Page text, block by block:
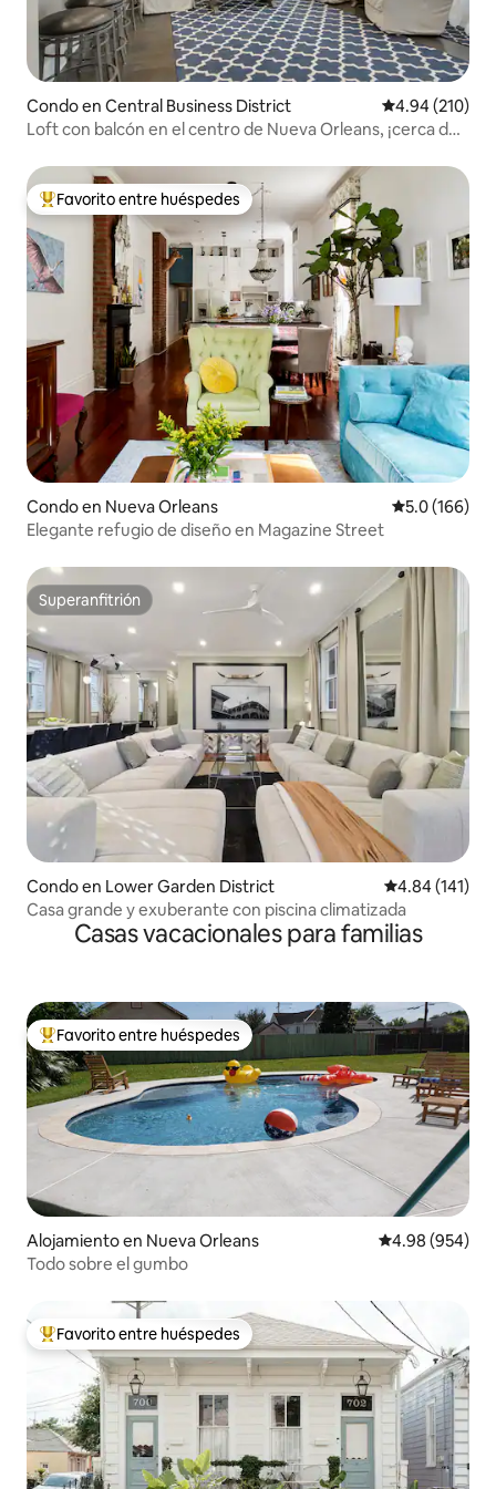
Condo en Central Business District Calificación
4.94 (210)
Loft con balcón en el centro de Nueva Orleans, ¡cerca del
Favorito entre huéspedes preferido
Favorito entre huéspedes
Condo en Nueva Orleans Calificación
5.0 (166)
Elegante refugio de diseño en Magazine Street
Superanfitrión
Superanfitrión
Condo en Lower Garden District Calificación
4.84 (141)
Casa grande y exuberante con piscina climatizada
Casas vacacionales para familias
Favorito entre huéspedes preferido
Favorito entre huéspedes
Alojamiento en Nueva Orleans Calificación
4.98 (954)
Todo sobre el gumbo
Favorito entre huéspedes preferido
Favorito entre huéspedes